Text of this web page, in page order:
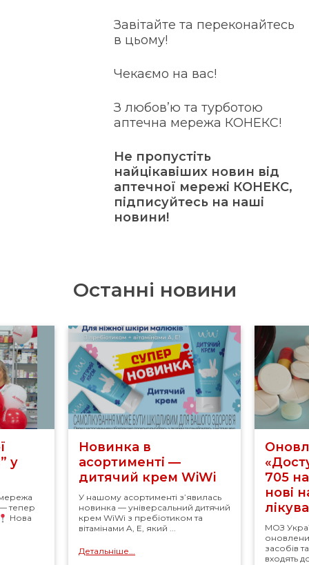
Завітайте та переконайтесь
в цьому!
Чекаємо на вас!
З любов’ю та турботою
аптечна мережа КОНЕКС!
Не пропустіть
найцікавіших новин від
аптечної мережі КОНЕКС,
підписуйтесь на наші
новини!
Останні новини
у
тепер
Нова
Новинка в
асортименті —
дитячий крем WiWi
У нашому асортименті з’явилась
новинка — універсальний дитячий
крем WiWi з пребіотиком та
вітамінами A, E, який ...
Детальніше...
705
нові
МОЗ
засобів
входять